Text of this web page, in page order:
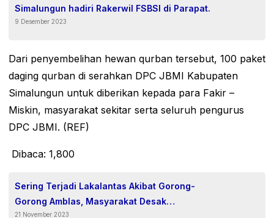
Simalungun hadiri Rakerwil FSBSI di Parapat.
9 Desember 2023
Dari penyembelihan hewan qurban tersebut, 100 paket
daging qurban di serahkan DPC JBMI Kabupaten
Simalungun untuk diberikan kepada para Fakir –
Miskin, masyarakat sekitar serta seluruh pengurus
DPC JBMI. (REF)
Dibaca: 1,800
Sering Terjadi Lakalantas Akibat Gorong-
Gorong Amblas, Masyarakat Desak
21 November 2023